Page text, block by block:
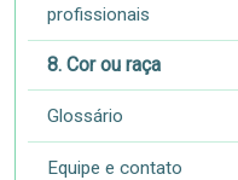
profissionais
8. Cor ou raça
Glossário
Equipe e contato